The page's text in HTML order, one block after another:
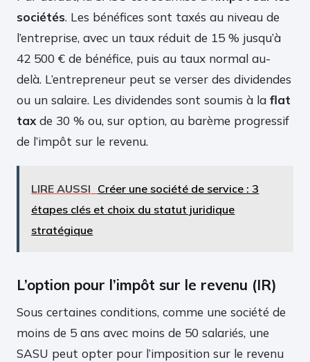
sociétés. Les bénéfices sont taxés au niveau de
l’entreprise, avec un taux réduit de 15 % jusqu’à
42 500 € de bénéfice, puis au taux normal au-
delà. L’entrepreneur peut se verser des dividendes
ou un salaire. Les dividendes sont soumis à la flat
tax de 30 % ou, sur option, au barème progressif
de l’impôt sur le revenu.
LIRE AUSSI Créer une société de service : 3
étapes clés et choix du statut juridique
stratégique
L’option pour l’impôt sur le revenu (IR)
Sous certaines conditions, comme une société de
moins de 5 ans avec moins de 50 salariés, une
SASU peut opter pour l’imposition sur le revenu